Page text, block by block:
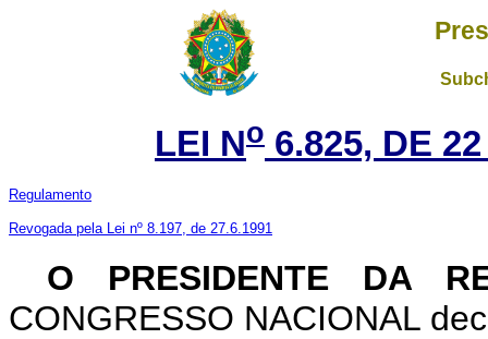
LEI No 6.825, DE
Regulamento
Revogada pela Lei nº 8.197, de 27.6.1991
O PRESIDENTE DA
CONGRESSO NACIONAL